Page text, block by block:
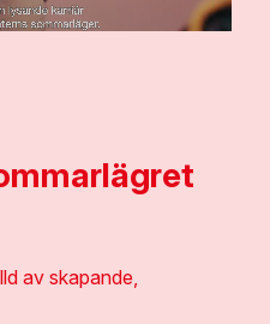
av skapande,